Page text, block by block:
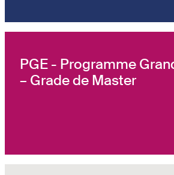
PGE - Programme
– Grade de Master